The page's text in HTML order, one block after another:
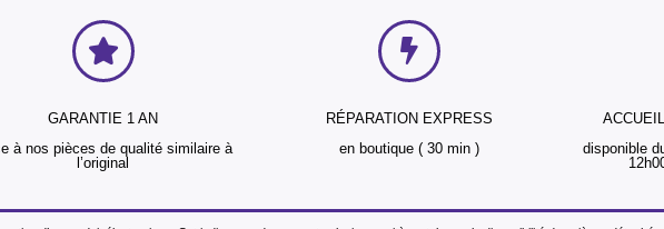
GARANTIE 1 AN
à nos pièces de qualité similaire à
l’original
RÉPARATION EXPRESS
en boutique ( 30 min )
disponible